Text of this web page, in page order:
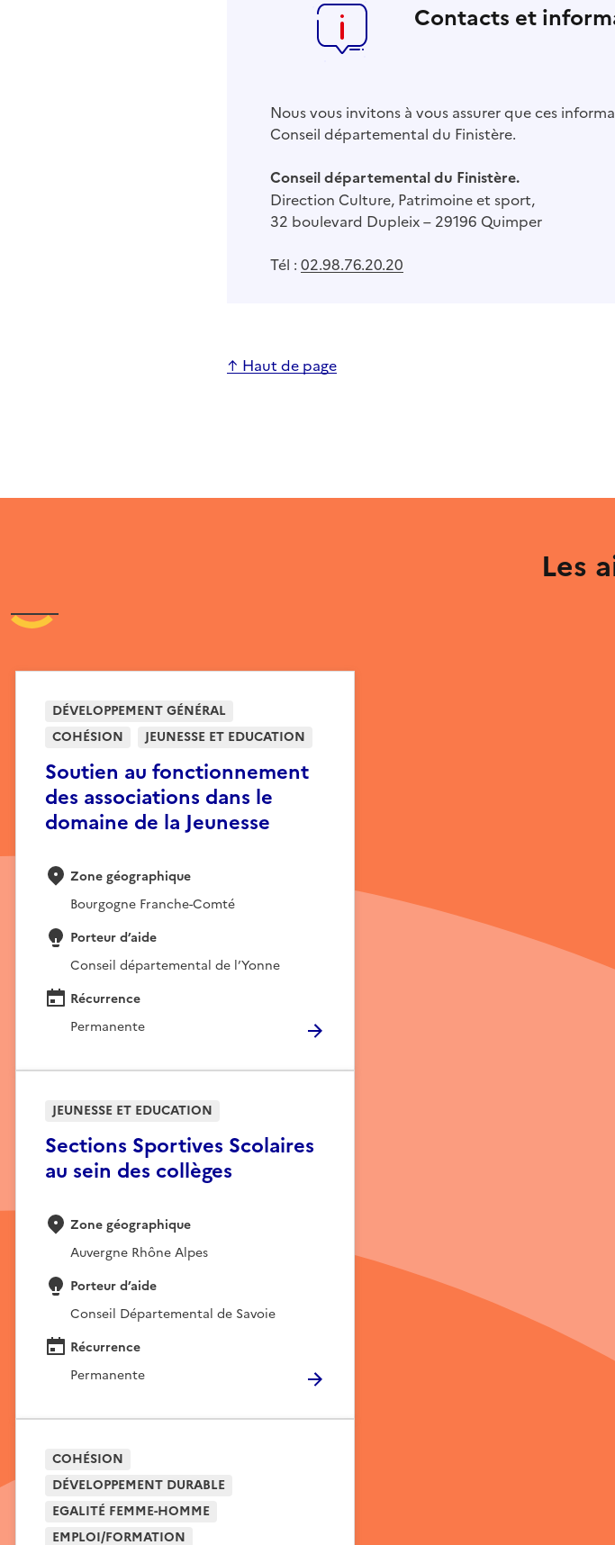
Contacts et
Nous vous invitons à vous assurer que ces
Conseil départemental du Finistère.
Conseil départemental du Finistère.
Direction Culture, Patrimoine et sport,
32 boulevard Dupleix – 29196 Quimper
Tél : 02.98.76.20.20
↑ Haut de page
Les
Soutien au fonctionnement
des associations dans le
domaine de la Jeunesse
DÉVELOPPEMENT GÉNÉRAL
COHÉSION
JEUNESSE ET EDUCATION
Zone géographique
Bourgogne Franche-Comté
Porteur d’aide
Conseil départemental de l’Yonne
Récurrence
Permanente
Sections Sportives Scolaires
au sein des collèges
JEUNESSE ET EDUCATION
Zone géographique
Auvergne Rhône Alpes
Porteur d’aide
Conseil Départemental de Savoie
Récurrence
Permanente
COHÉSION
DÉVELOPPEMENT DURABLE
EGALITÉ FEMME-HOMME
EMPLOI/FORMATION